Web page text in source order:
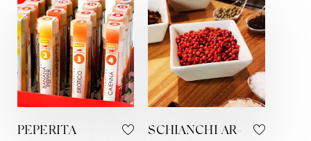
PEPERITA
SCHIANCHI AR-